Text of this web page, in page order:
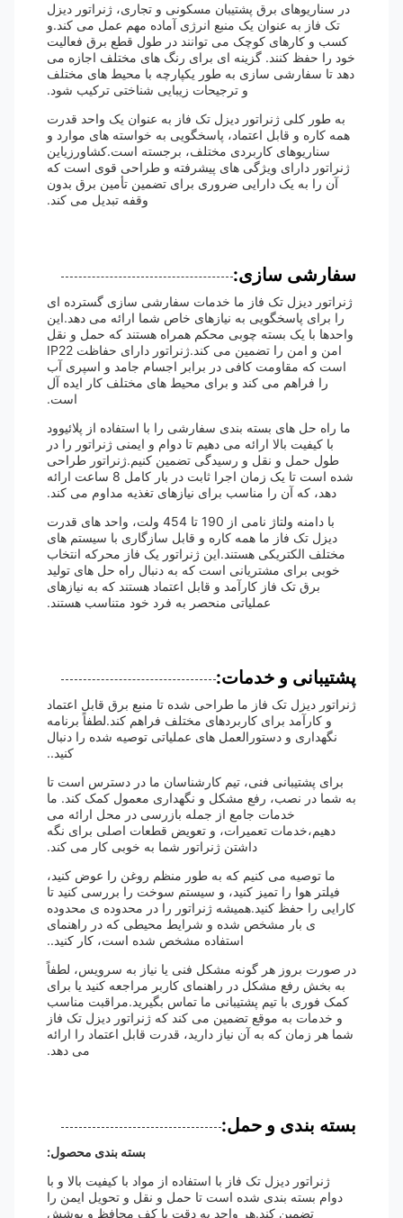
در سناریوهای برق پشتیبان مسکونی و تجاری، ژنراتور دیزل
تک فاز به عنوان یک منبع انرژی آماده مهم عمل می کند.و
کسب و کارهای کوچک می توانند در طول قطع برق فعالیت
خود را حفظ کنند. گزینه ای برای رنگ های مختلف اجازه می
دهد تا سفارشی سازی به طور یکپارچه با محیط های مختلف
و ترجیحات زیبایی شناختی ترکیب شود.
به طور کلی ژنراتور دیزل تک فاز به عنوان یک واحد قدرت
همه کاره و قابل اعتماد، پاسخگویی به خواسته های موارد و
سناریوهای کاربردی مختلف، برجسته است.کشاورزیاین
ژنراتور دارای ویژگی های پیشرفته و طراحی قوی است که
آن را به یک دارایی ضروری برای تضمین تأمین برق بدون
وقفه تبدیل می کند.
سفارشی سازی:
ژنراتور دیزل تک فاز ما خدمات سفارشی سازی گسترده ای
را برای پاسخگویی به نیازهای خاص شما ارائه می دهد.این
واحدها با یک بسته چوبی محکم همراه هستند که حمل و نقل
امن و امن را تضمین می کند.ژنراتور دارای حفاظت IP22
است که مقاومت کافی در برابر اجسام جامد و اسپری آب
را فراهم می کند و برای محیط های مختلف کار ایده آل
است.
ما راه حل های بسته بندی سفارشی را با استفاده از پلائیوود
با کیفیت بالا ارائه می دهیم تا دوام و ایمنی ژنراتور را در
طول حمل و نقل و رسیدگی تضمین کنیم.ژنراتور طراحی
شده است تا یک زمان اجرا ثابت در بار کامل 8 ساعت ارائه
دهد، که آن را مناسب برای نیازهای تغذیه مداوم می کند.
با دامنه ولتاژ نامی از 190 تا 454 ولت، واحد های قدرت
دیزل تک فاز ما همه کاره و قابل سازگاری با سیستم های
مختلف الکتریکی هستند.این ژنراتور یک فاز محرکه انتخاب
خوبی برای مشتریانی است که به دنبال راه حل های تولید
برق تک فاز کارآمد و قابل اعتماد هستند که به نیازهای
عملیاتی منحصر به فرد خود متناسب هستند.
پشتیبانی و خدمات:
ژنراتور دیزل تک فاز ما طراحی شده تا منبع برق قابل اعتماد
و کارآمد برای کاربردهای مختلف فراهم کند.لطفاً برنامه
نگهداری و دستورالعمل های عملیاتی توصیه شده را دنبال
کنید..
برای پشتیبانی فنی، تیم کارشناسان ما در دسترس است تا
به شما در نصب، رفع مشکل و نگهداری معمول کمک کند. ما
خدمات جامع از جمله بازرسی در محل ارائه می
دهیم،خدمات تعمیرات، و تعویض قطعات اصلی برای نگه
داشتن ژنراتور شما به خوبی کار می کند.
ما توصیه می کنیم که به طور منظم روغن را عوض کنید،
فیلتر هوا را تمیز کنید، و سیستم سوخت را بررسی کنید تا
کارایی را حفظ کنید.همیشه ژنراتور را در محدوده ی محدوده
ی بار مشخص شده و شرایط محیطی که در راهنمای
استفاده مشخص شده است، کار کنید..
در صورت بروز هر گونه مشکل فنی یا نیاز به سرویس، لطفاً
به بخش رفع مشکل در راهنمای کاربر مراجعه کنید یا برای
کمک فوری با تیم پشتیبانی ما تماس بگیرید.مراقبت مناسب
و خدمات به موقع تضمین می کند که ژنراتور دیزل تک فاز
شما هر زمان که به آن نیاز دارید، قدرت قابل اعتماد را ارائه
می دهد.
بسته بندی و حمل:
بسته بندی محصول:
ژنراتور دیزل تک فاز با استفاده از مواد با کیفیت بالا و با
دوام بسته بندی شده است تا حمل و نقل و تحویل ایمن را
تضمین کند.هر واحد به دقت با کف محافظ و پوشش